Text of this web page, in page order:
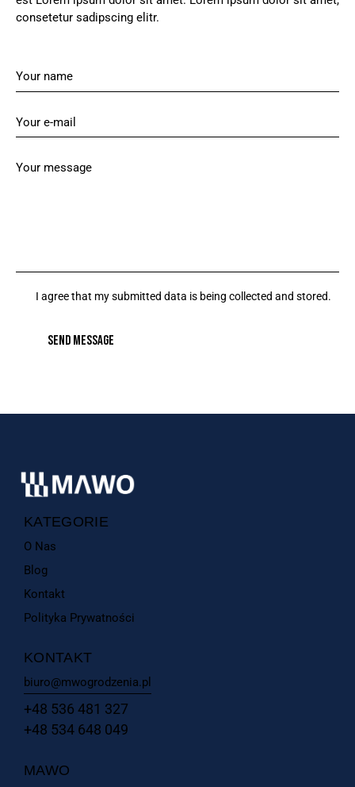
consetetur sadipscing elitr.
I agree that my submitted data is being collected and stored.
SEND MESSAGE
KATEGORIE
O Nas
Blog
Kontakt
Polityka Prywatności
KONTAKT
biuro@mwogrodzenia.pl
+48 536 481 327
+48 534 648 049
MAWO